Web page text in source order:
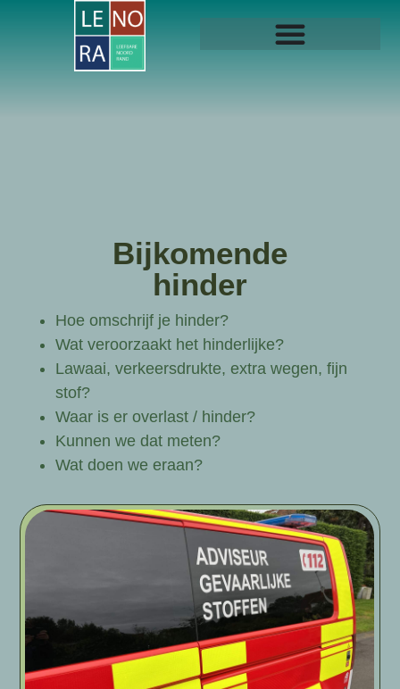
Bijkomende
hinder
Hoe omschrijf je hinder?
Wat veroorzaakt het hinderlijke?
Lawaai, verkeersdrukte, extra wegen, fijn
stof?
Waar is er overlast / hinder?
Kunnen we dat meten?
Wat doen we eraan?